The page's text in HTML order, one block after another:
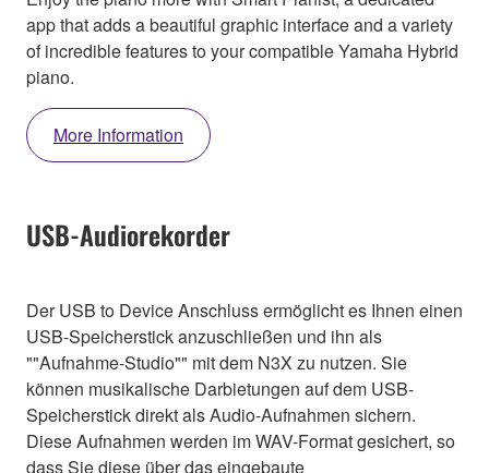
app that adds a beautiful graphic interface and a variety
of incredible features to your compatible Yamaha Hybrid
piano.
More Information
USB-Audiorekorder
Der USB to Device Anschluss ermöglicht es Ihnen einen
USB-Speicherstick anzuschließen und ihn als
""Aufnahme-Studio"" mit dem N3X zu nutzen. Sie
können musikalische Darbietungen auf dem USB-
Speicherstick direkt als Audio-Aufnahmen sichern.
Diese Aufnahmen werden im WAV-Format gesichert, so
dass Sie diese über das eingebaute